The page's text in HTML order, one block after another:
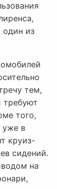
один из
тем,
требуют
того,
уже в
круиз-
сидений.
на